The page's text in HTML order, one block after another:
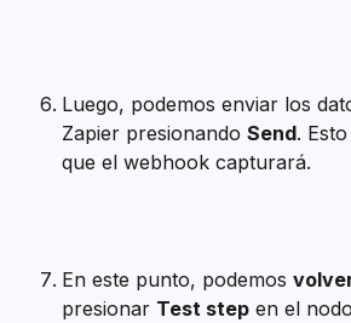
Luego, podemos enviar los
Zapier presionando Send.
que el webhook capturará.
En este punto, podemos
presionar Test step en el